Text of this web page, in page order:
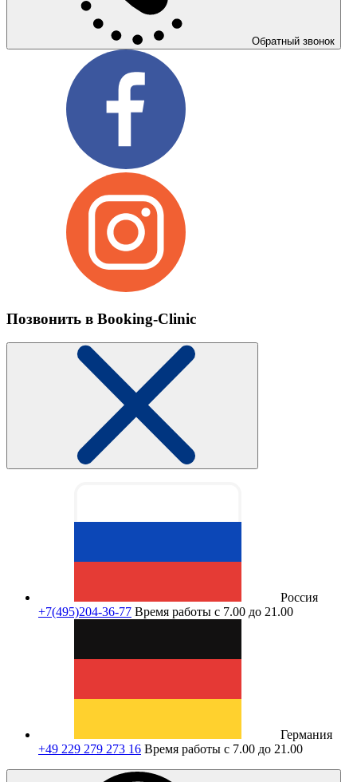
Обратный звонок
Позвонить в Booking-Clinic
Россия
+7(495)204-36-77 Время работы с 7.00 до 21.00
Германия
+49 229 279 273 16 Время работы с 7.00 до 21.00